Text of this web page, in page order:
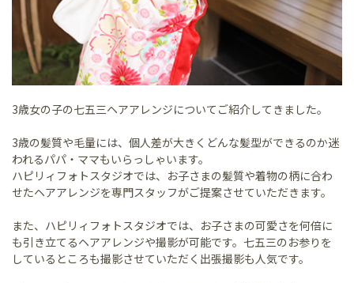
3歳女の子の七五三ヘアアレンジについてご紹介してきました。
3歳の髪質や毛量には、個人差が大きくどんな髪型ができるのか迷
われるパパ・ママもいらっしゃいます。
ハピリィフォトスタジオでは、お子さまの髪質や着物の柄に合わ
せたヘアアレンジを専門スタッフがご提案させていただきます。
また、ハピリィフォトスタジオでは、お子さまの可愛さを何倍に
も引き立てるヘアアレンジや撮影が可能です。七五三のお参りを
しているところも撮影させていただく出張撮影も人気です。